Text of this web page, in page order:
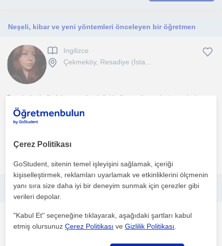
Neşeli, kibar ve yeni yöntemleri önceleyen bir öğretmen
Ingilizce
Çekmeköy, Resadiye (İsta...
Derslerimde iletisim ve teknolojiyi kullanarak, yeni yöntemlerle ve
eglenceli bir sekilde kisiye özgü ders islemeyi...
Matematikte Eksiklerinizi Birlikte Tamamlayalım
Matematik
Çekmeköy, İstanbul, Asag...
Çerez Politikası
GoStudent, sitenin temel işleyişini sağlamak, içeriği
kişiselleştirmek, reklamları uyarlamak ve etkinliklerini ölçmenin
yanı sıra size daha iyi bir deneyim sunmak için çerezler gibi
verileri depolar.
"Kabul Et" seçeneğine tıklayarak, aşağıdaki şartları kabul
etmiş olursunuzÇerez Politikası veGizlilik Politikası